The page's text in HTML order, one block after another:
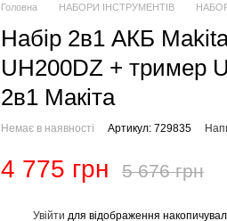
Головна НАБОРИ ІНСТРУМЕНТІВ
Набір 2в1 АКБ
UH200DZ + тример
2в1 Макіта
Немає в наявності Артикул: 729835
4 775 грн 5 676 грн
Увійти для відображення